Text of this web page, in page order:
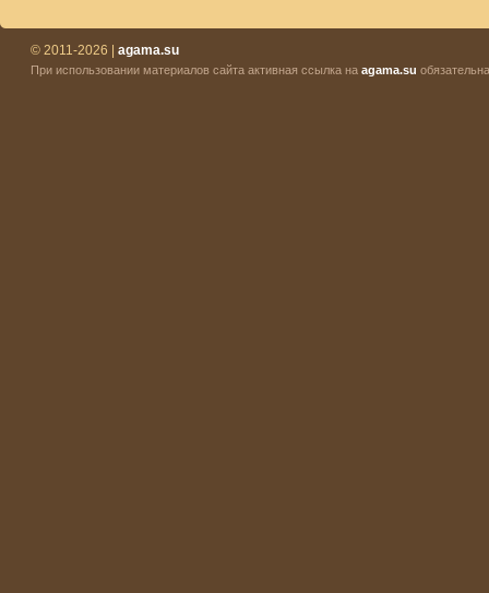
© 2011-2026 | agama.su
При использовании материалов сайта активная ссылка на agama.su